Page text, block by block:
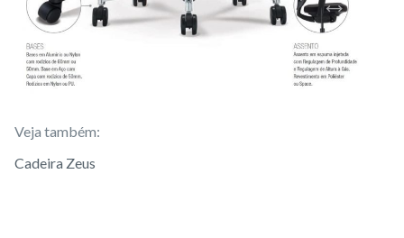
Veja também:
Cadeira Zeus